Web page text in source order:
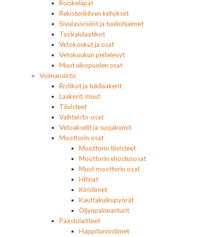
Roiskeläpät
Rekisterikilven kehykset
Sivulasivisiirit ja tuuliohjaimet
Työkalulaatikot
Vetokoukut ja osat
Vetokoukun peitelevyt
Muut ulkopuolen osat
Voimansiirto
Ristikot ja tukilaakerit
Laakerit, muut
Tiivisteet
Vaihteisto-osat
Vetoakselit ja suojakumit
Moottorin osat
Moottorin tiivisteet
Moottorin ehostusosat
Muut moottorin osat
Hihnat
Kiristimet
Kauttakulkupyörät
Öljynpaineanturit
Päästölaitteet
Happitunnistimet